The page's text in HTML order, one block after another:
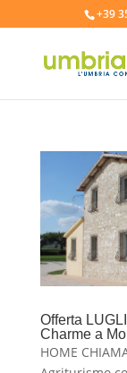
+39
Offerta
Charme a
HOME